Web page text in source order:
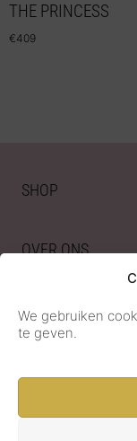
We gebruiken
te geven.
THE PRINCESS
€409
SHOP
OVER ONS
KLANTENSERVICE